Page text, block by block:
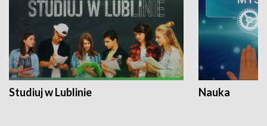
Studiuj w Lublinie Nauka